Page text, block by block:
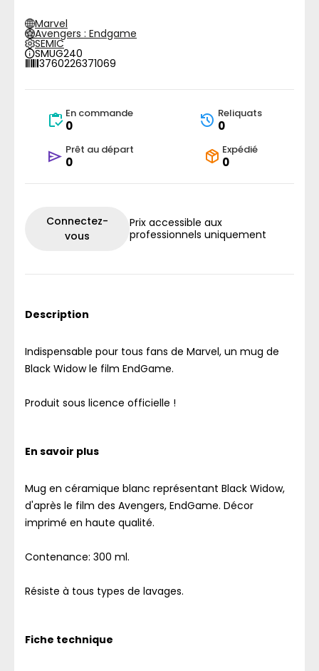
Marvel
Avengers : Endgame
SEMIC
SMUG240
3760226371069
En commande
0
Reliquats
0
Prêt au départ
0
Expédié
0
Connectez-
vous
Prix accessible aux
professionnels uniquement
Description
Indispensable pour tous fans de Marvel, un mug de
Black Widow le film EndGame.
Produit sous licence officielle !
En savoir plus
Mug en céramique blanc représentant Black Widow,
d'après le film des Avengers, EndGame. Décor
imprimé en haute qualité.
Contenance: 300 ml.
Résiste à tous types de lavages.
Fiche technique